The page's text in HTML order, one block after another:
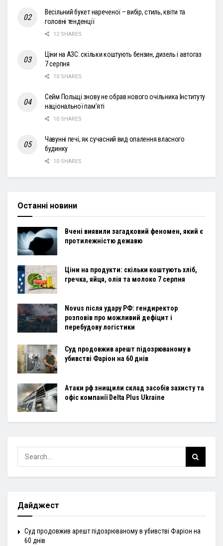
Весільний букет нареченої – вибір, стиль, квіти та
головні тенденції
12 SHARES
Ціни на АЗС: скільки коштують бензин, дизель і автогаз
7 серпня
10 SHARES
Сейм Польщі знову не обрав нового очільника Інституту
національної пам’яті
10 SHARES
Чавунні печі, як сучасний вид опалення власного
будинку
10 SHARES
Останні новини
Вчені виявили загадковий феномен, який є
протилежністю дежавю
Ціни на продукти: скільки коштують хліб,
гречка, яйця, олія та молоко 7 серпня
Novus після удару РФ: гендиректор
розповів про можливий дефіцит і
перебудову логістики
Суд продовжив арешт підозрюваному в
убивстві Фаріон на 60 днів
Атаки рф знищили склад засобів захисту та
офіс компанії Delta Plus Ukraine
Дайджест
Суд продовжив арешт підозрюваному в убивстві Фаріон на
60 днів